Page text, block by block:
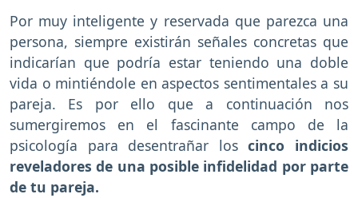
Por muy inteligente y reservada que parezca una
persona, siempre existirán señales concretas que
indicarían que podría estar teniendo una doble
vida o mintiéndole en aspectos sentimentales a su
pareja. Es por ello que a continuación nos
sumergiremos en el fascinante campo de la
psicología para desentrañar loscinco indicios
reveladores de una posible infidelidad por parte
de tu pareja.